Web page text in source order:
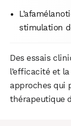
stimulation
Des essais
l’efficacité et
approches qui
thérapeutique